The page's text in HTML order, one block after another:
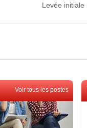
Levée initiale
Voir tous les postes